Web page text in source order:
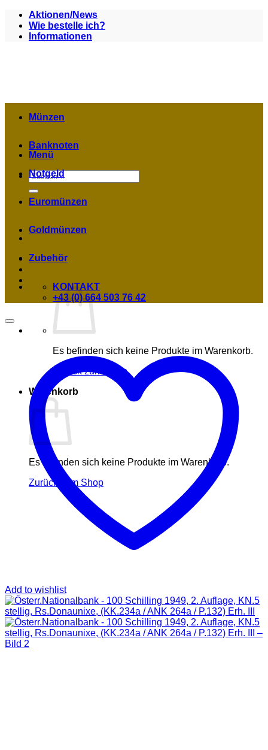
Zum
Inhalt
springen
Aktionen/News
Wie bestelle ich?
Informationen
Menü
Suchen
nach:
Es befinden sich keine Produkte im Warenkorb.
Zurück zum Shop
Warenkorb
Es befinden sich keine Produkte im Warenkorb.
Zurück zum Shop
Münzen
Banknoten
Notgeld
Euromünzen
Goldmünzen
Zubehör
KONTAKT
+43 (0) 664 503 76 42
Add to wishlist